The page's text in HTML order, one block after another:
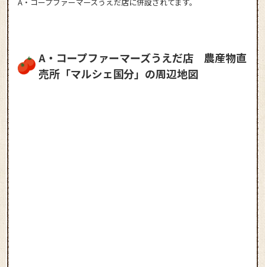
A・コープファーマーズうえだ店 農産物直
売所「マルシェ国分」の周辺地図